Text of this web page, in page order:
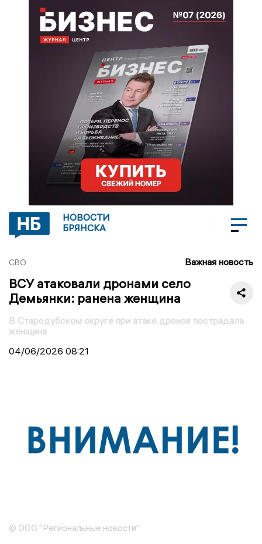
НОВОСТИ
БРЯНСКА
СВО Важная новость
ВСУ атаковали дронами село
Демьянки: ранена женщина
В Стародубском округе при атаке дронов пострадала
женщина
04/06/2026 08:21
© ООО "Региональные новости"